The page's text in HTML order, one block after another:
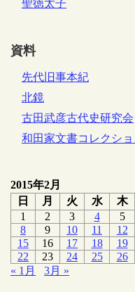
聖徳太子
資料
先代旧事本紀
北鏡
古田武彦古代史研究会
和田家文書コレクショ
2015年2月
日
月 火 水 木
1
2 3 4 5
8
9 10 11 12
15
16 17 18 19
22
23 24 25 26
« 1月
3月 »